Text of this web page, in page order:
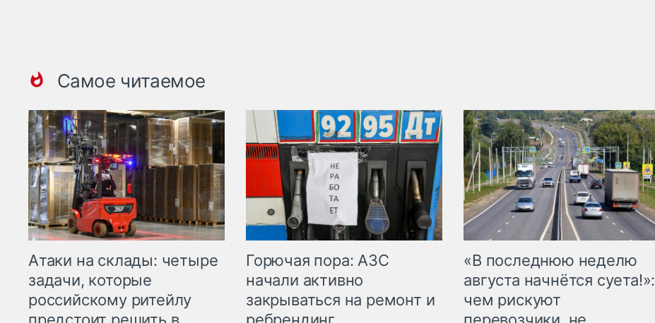
Самое читаемое
Атаки на склады: четыре
задачи, которые
российскому ритейлу
Горючая пора: АЗС
начали активно
закрываться на ремонт и
«В последнюю неделю
августа начнётся суета!»:
чем рискуют